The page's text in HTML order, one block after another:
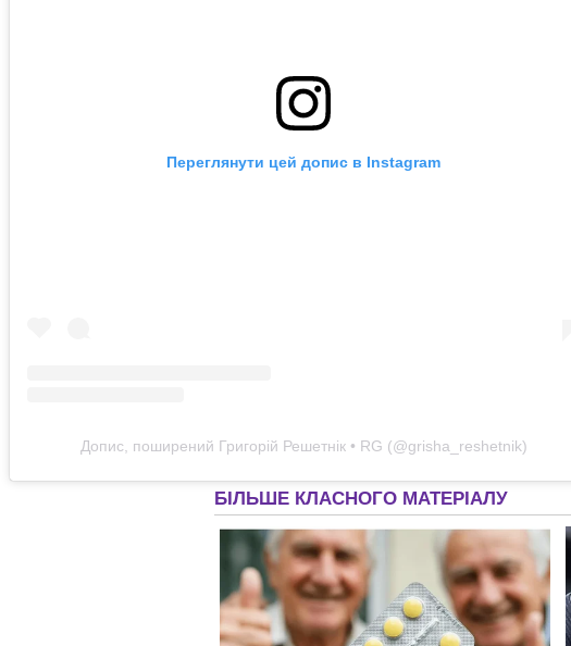
Переглянути цей допис в Instagram
Допис, поширений Григорій Решетнік • RG (@grisha_reshetnik)